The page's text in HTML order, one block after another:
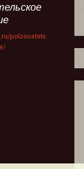
polzovatels